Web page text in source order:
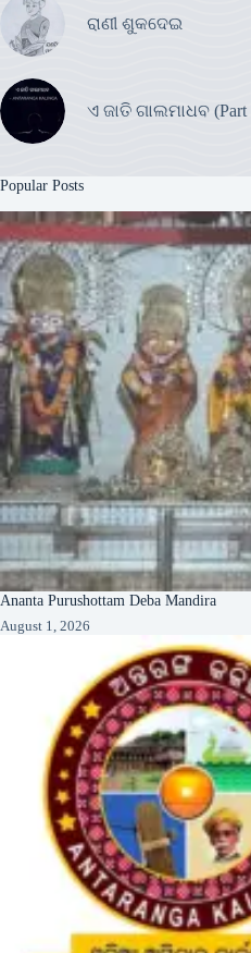
ରାଣୀ ଶୁକଦେଇ
ଏ ଜାତି ଗାଲମାଧବ (Part
Popular Posts
Ananta Purushottam Deba Mandira
August 1, 2026